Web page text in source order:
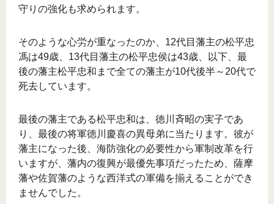
守りの強化も求められます。
そのような心労が重なったのか、12代目藩主の松平忠
馮は49歳、13代目藩主の松平忠侯は43歳、以下、最
後の藩主松平忠和まで全ての藩主が10代後半～20代で
死去しています。
最後の藩主である松平忠和は、徳川斉昭の実子であ
り、最後の将軍徳川慶喜の異母弟に当たります。彼が
藩主になった後、海防強化の必要性から軍制改革を行
いますが、藩内の復興が最優先事項だったため、薩摩
藩や佐賀藩のような西洋式の軍備を揃えることができ
ませんでした。